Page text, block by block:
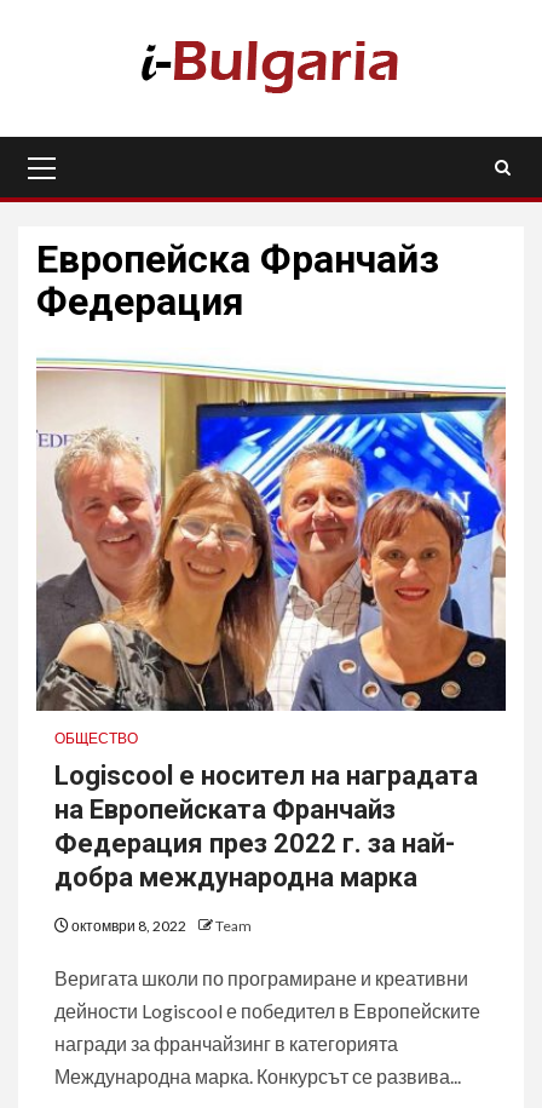
Menu
Европейска Франчайз
Федерация
ОБЩЕСТВО
Logiscool е носител на наградата
на Европейската Франчайз
Федерация през 2022 г. за най-
добра международна марка
октомври 8, 2022 Team
Веригата школи по програмиране и креативни
дейности Logiscool е победител в Европейските
награди за франчайзинг в категорията
Международна марка. Конкурсът се развива...